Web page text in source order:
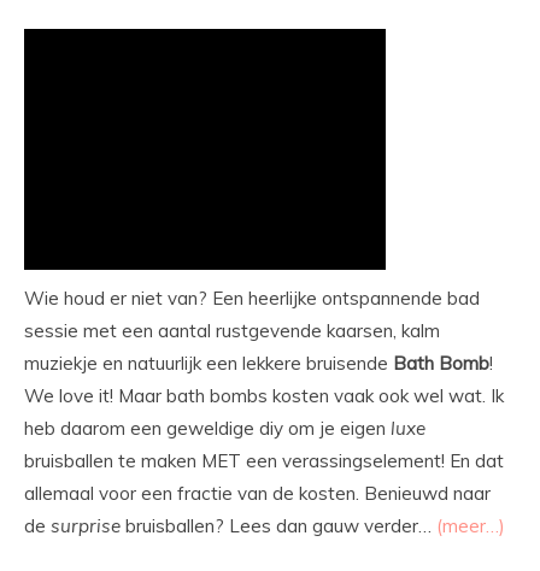
Wie houd er niet van? Een heerlijke ontspannende bad
sessie met een aantal rustgevende kaarsen, kalm
muziekje en natuurlijk een lekkere bruisende Bath Bomb!
We love it! Maar bath bombs kosten vaak ook wel wat. Ik
heb daarom een geweldige diy om je eigen luxe
bruisballen te maken MET een verassingselement! En dat
allemaal voor een fractie van de kosten. Benieuwd naar
de surprise bruisballen? Lees dan gauw verder… (meer…)